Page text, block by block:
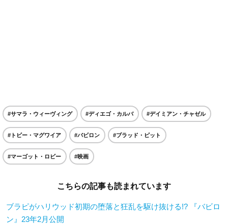
#サマラ・ウィーヴィング #ディエゴ・カルバ #デイミアン・チャゼル
#トビー・マグワイア #バビロン #ブラッド・ピット
#マーゴット・ロビー #映画
こちらの記事も読まれています
ブラピがハリウッド初期の堕落と狂乱を駆け抜ける!? 『バビロ
ン』23年2月公開